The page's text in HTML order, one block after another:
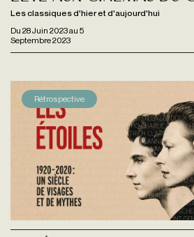
Du 28 Juin 2023au 5
Septembre 2023
Les classiques d'hier et d'aujourd'hui
Rétrospective